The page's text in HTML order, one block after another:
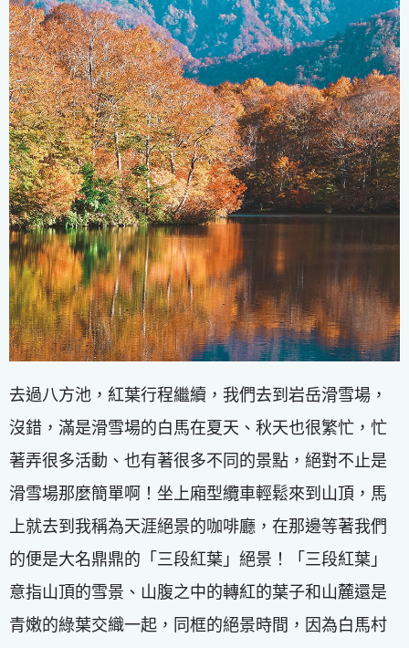
去過八方池，紅葉行程繼續，我們去到岩岳滑雪場，
沒錯，滿是滑雪場的白馬在夏天、秋天也很繁忙，忙
著弄很多活動、也有著很多不同的景點，絕對不止是
滑雪場那麼簡單啊！坐上廂型纜車輕鬆來到山頂，馬
上就去到我稱為天涯絕景的咖啡廳，在那邊等著我們
的便是大名鼎鼎的「三段紅葉」絕景！「三段紅葉」
意指山頂的雪景、山腹之中的轉紅的葉子和山麓還是
青嫩的綠葉交織一起，同框的絕景時間，因為白馬村